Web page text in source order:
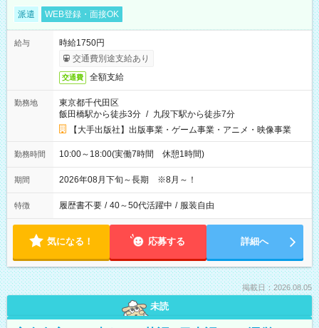
派遣 WEB登録・面接OK
給与
時給1750円
交通費別途支給あり
交通費 全額支給
勤務地
東京都千代田区
飯田橋駅から徒歩3分 / 九段下駅から徒歩7分
【大手出版社】出版事業・ゲーム事業・アニメ・映像事業
勤務時間 10:00～18:00(実働7時間 休憩1時間)
期間 2026年08月下旬～長期 ※8月～！
特徴 履歴書不要 / 40～50代活躍中 / 服装自由
気になる！ 応募する 詳細へ
掲載日：2026.08.05
未読